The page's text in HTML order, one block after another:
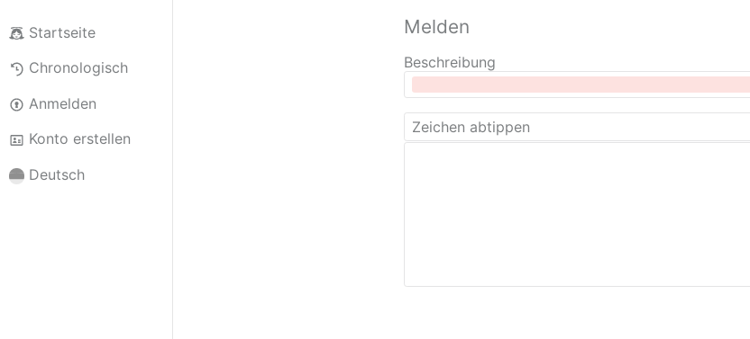
Startseite
Chronologisch
Anmelden
Konto erstellen
Deutsch
Melden
Beschreibung